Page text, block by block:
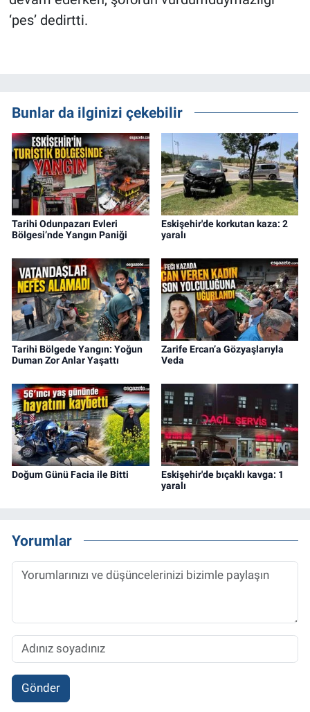
‘pes’ dedirtti.
Bunlar da ilginizi çekebilir
Tarihi Odunpazarı Evleri
Bölgesi’nde Yangın Paniği
Eskişehir'de korkutan kaza: 2
yaralı
Tarihi Bölgede Yangın: Yoğun
Duman Zor Anlar Yaşattı
Zarife Ercan’a Gözyaşlarıyla
Veda
Doğum Günü Facia ile Bitti
Eskişehir'de bıçaklı kavga: 1
yaralı
Yorumlar
Gönder